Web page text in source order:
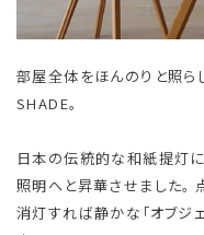
部屋全体をほんのりと照ら
SHADE。
日本の伝統的な和紙提灯
照明へと昇華させました。
消灯すれば静かな「オブジ